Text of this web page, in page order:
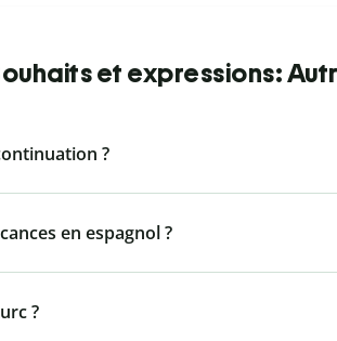
et expressions:
?
en espagnol ?
?